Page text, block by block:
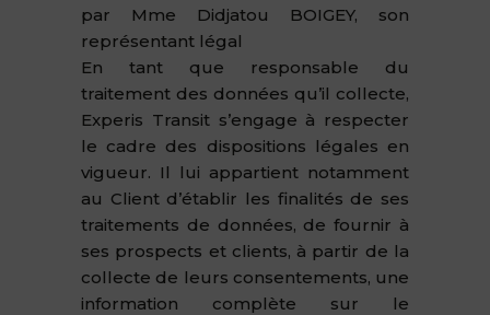
par Mme Didjatou BOIGEY, son
représentant légal
En tant que responsable du
traitement des données qu’il collecte,
Experis Transit s’engage à respecter
le cadre des dispositions légales en
vigueur. Il lui appartient notamment
au Client d’établir les finalités de ses
traitements de données, de fournir à
ses prospects et clients, à partir de la
collecte de leurs consentements, une
information complète sur le